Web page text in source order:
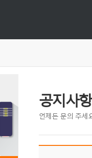
공지사항
언제든 문의 주세